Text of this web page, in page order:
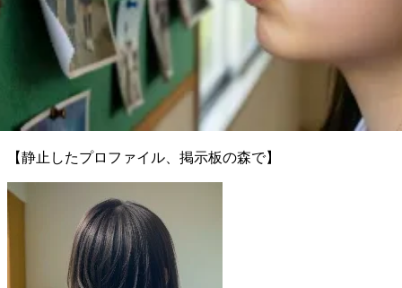
【静止したプロファイル、掲示板の森で】